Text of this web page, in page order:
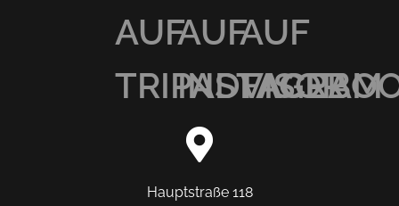
AUF
TRIPADVISOR
AUF
INSTAGRAM
AUF
Hauptstraße 118